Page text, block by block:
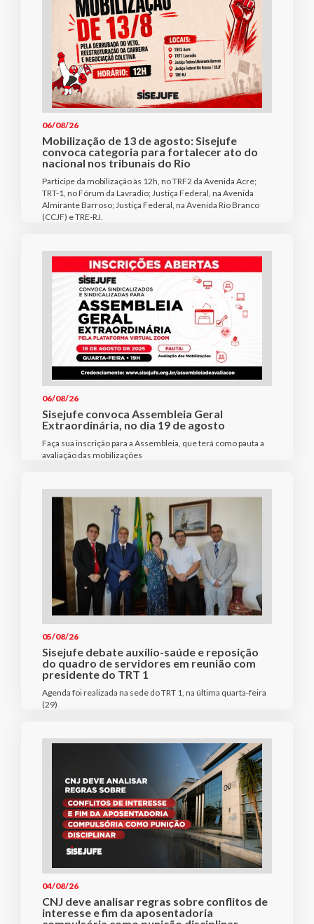
06/08/26
Mobilização de 13 de agosto: Sisejufe
convoca categoria para fortalecer ato do
nacional nos tribunais do Rio
Participe da mobilização às 12h, no TRF2 da Avenida Acre;
TRT-1, no Fórum da Lavradio; Justiça Federal, na Avenida
Almirante Barroso; Justiça Federal, na Avenida Rio Branco
(CCJF) e TRE-RJ.
06/08/26
Sisejufe convoca Assembleia Geral
Extraordinária, no dia 19 de agosto
Faça sua inscrição para a Assembleia, que terá como pauta a
avaliação das mobilizações
05/08/26
Sisejufe debate auxílio-saúde e reposição
do quadro de servidores em reunião com
presidente do TRT 1
Agenda foi realizada na sede do TRT 1, na última quarta-feira
(29)
04/08/26
CNJ deve analisar regras sobre conflitos de
interesse e fim da aposentadoria